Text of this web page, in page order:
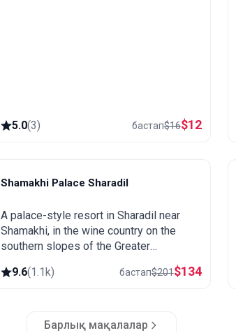
5.0(3) бастап$16$12
Shamakhi
Shamakhi Palace Sharadil
A palace-style resort in Sharadil near
Shamakhi, in the wine country on the
southern slopes of the Greater
mausoleum, the Yeddi Gumbaz tombs
9.6(1.1k) бастап$201$134
Барлық мақалалар